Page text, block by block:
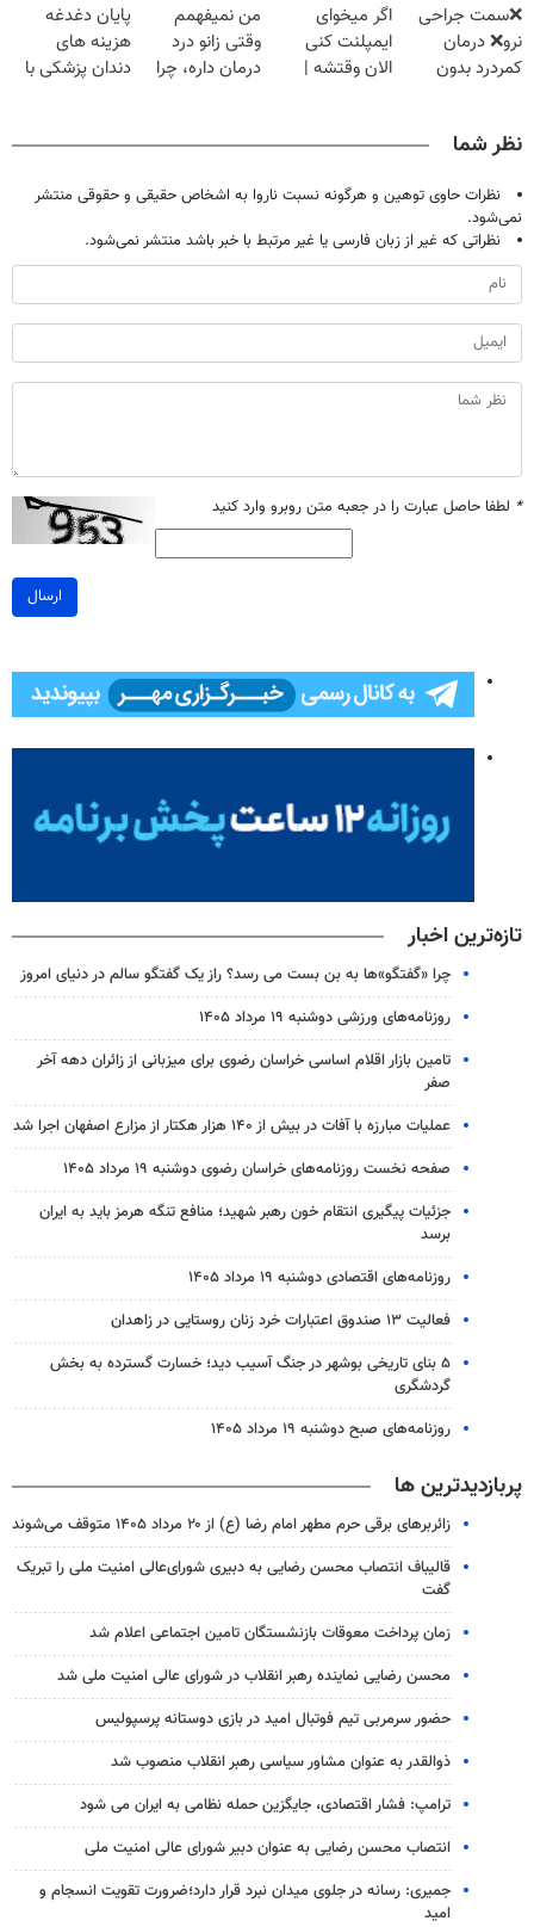
◂پرسش‌نامه)
◗پرسش‌نامه◖
❌سمت جراحی
نرو❌ درمان
کمردرد بدون
اگر میخوای
ایمپلنت کنی
الان وقتشه |
من نمیفهمم
وقتی زانو درد
درمان داره، چرا
پایان دغدغه
هزینه های
دندان پزشکی با
نظر شما
نظرات حاوی توهین و هرگونه نسبت ناروا به اشخاص حقیقی و حقوقی منتشر
نمی‌شود.
نظراتی که غیر از زبان فارسی یا غیر مرتبط با خبر باشد منتشر نمی‌شود.
* لطفا حاصل عبارت را در جعبه متن روبرو وارد کنید
ارسال
تازه‌ترین اخبار
چرا «گفتگو»ها به بن بست می رسد؟ راز یک گفتگو سالم در دنیای امروز
روزنامه‌های ورزشی دوشنبه ۱۹ مرداد ۱۴۰۵
تامین بازار اقلام اساسی خراسان رضوی برای میزبانی از زائران دهه آخر
صفر
عملیات مبارزه با آفات در بیش از ۱۴۰ هزار هکتار از مزارع اصفهان اجرا شد
صفحه نخست روزنامه‌های خراسان رضوی دوشنبه ۱۹ مرداد ۱۴۰۵
جزئیات پیگیری انتقام خون رهبر شهید؛ منافع تنگه هرمز باید به ایران
برسد
روزنامه‌های اقتصادی دوشنبه ۱۹ مرداد ۱۴۰۵
فعالیت ۱۳ صندوق اعتبارات خرد زنان روستایی در زاهدان
۵ بنای تاریخی بوشهر در جنگ آسیب دید؛ خسارت گسترده به بخش
گردشگری
روزنامه‌های صبح دوشنبه ۱۹ مرداد ۱۴۰۵
پربازدیدترین ها
زائربرهای برقی حرم مطهر امام رضا (ع) از ۲۰ مرداد ۱۴۰۵ متوقف می‌شوند
قالیباف انتصاب محسن رضایی به دبیری شورای‌عالی امنیت ملی را تبریک
گفت
زمان پرداخت معوقات بازنشستگان تامین اجتماعی اعلام شد
محسن رضایی نماینده رهبر انقلاب در شورای عالی امنیت ملی شد
حضور سرمربی تیم فوتبال امید در بازی دوستانه پرسپولیس
ذوالقدر به عنوان مشاور سیاسی رهبر انقلاب منصوب شد
ترامپ: فشار اقتصادی، جایگزین حمله نظامی به ایران می شود
انتصاب محسن رضایی به عنوان دبیر شورای عالی امنیت ملی
جمیری: رسانه‌ در جلوی میدان نبرد قرار دارد؛ضرورت تقویت انسجام و
امید